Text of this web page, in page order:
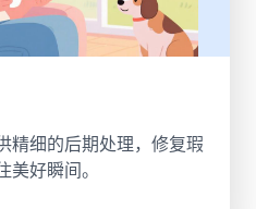
精细的后期处理，修复瑕
好瞬间。